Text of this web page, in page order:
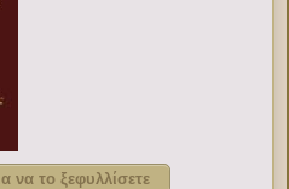
να το ξεφυλλίσετε